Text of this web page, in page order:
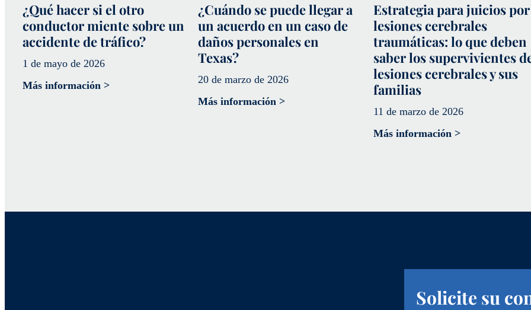
¿Qué hacer si el otro
conductor miente sobre un
accidente de tráfico?
1 de mayo de 2026
Más información >
¿Cuándo se puede llegar a
un acuerdo en un caso de
daños personales en
Texas?
20 de marzo de 2026
Más información >
Estrategia para juicios por
lesiones cerebrales
traumáticas: lo que deben
saber los supervivientes
lesiones cerebrales y sus
familias
11 de marzo de 2026
Más información >
Solicite su